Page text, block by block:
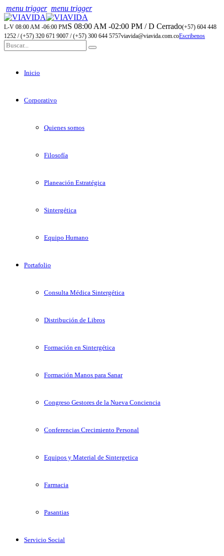
menu trigger menu trigger
L-V 08:00 AM -06:00 PMS 08:00 AM -02:00 PM / D Cerrado(+57) 604 448
1252 / (+57) 320 671 9007 / (+57) 300 644 5757viavida@viavida.com.coEscribenos
Inicio
Corporativo
Quienes somos
Filosofía
Planeación Estratégica
Sintergética
Equipo Humano
Portafolio
Consulta Médica Sintergética
Distribución de Libros
Formación en Sintergética
Formación Manos para Sanar
Congreso Gestores de la Nueva Conciencia
Conferencias Crecimiento Personal
Equipos y Material de Sintergetica
Farmacia
Pasantias
Servicio Social